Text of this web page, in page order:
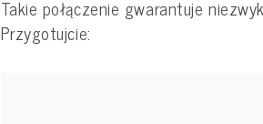
Takie połączenie gwarantuje
Przygotujcie: